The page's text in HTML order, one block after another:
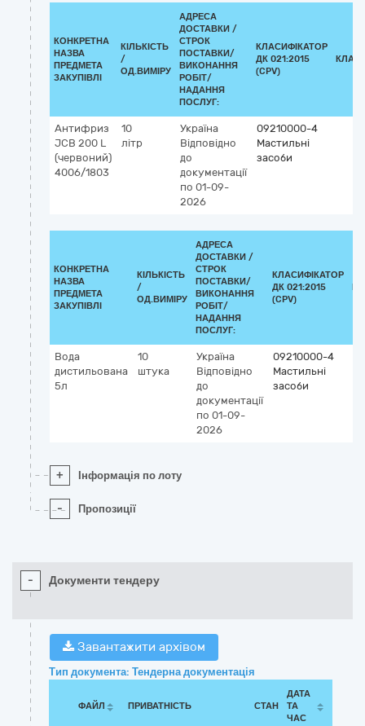
КОНКРЕТНА
НАЗВА
ПРЕДМЕТА
ЗАКУПІВЛІ
КІЛЬКІСТЬ
/
ОД.ВИМІРУ
АДРЕСА
ДОСТАВКИ /
СТРОК
ПОСТАВКИ/
ВИКОНАННЯ
РОБІТ/
НАДАННЯ
ПОСЛУГ:
КЛАСИФІКАТОР
ДК 021:2015
(CPV)
Антифриз
JCB 200 L
(червоний)
4006/1803
10
літр
Україна
Відповідно
до
документації
по 01-09-
2026
09210000-4
Мастильні
засоби
КОНКРЕТНА
НАЗВА
ПРЕДМЕТА
ЗАКУПІВЛІ
КІЛЬКІСТЬ
/
ОД.ВИМІРУ
АДРЕСА
ДОСТАВКИ /
СТРОК
ПОСТАВКИ/
ВИКОНАННЯ
РОБІТ/
НАДАННЯ
ПОСЛУГ:
КЛАСИФІКАТОР
ДК 021:2015
(CPV)
Вода
дистильована
5л
10
штука
Україна
Відповідно
до
документації
по 01-09-
2026
09210000-4
Мастильні
засоби
+ Інформація по лоту
- Пропозиції
- Документи тендеру
Завантажити архівом
Тип документа: Тендерна документація
ФАЙЛ ПРИВАТНІСТЬ СТАН
ДАТА
ТА
ЧАС